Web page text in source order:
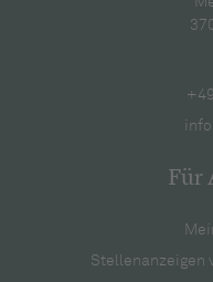
Für
Stellenanzeigen